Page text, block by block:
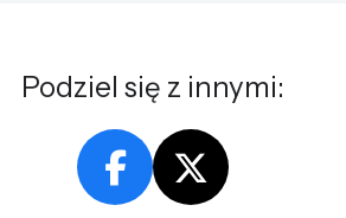
Podziel się z innymi: